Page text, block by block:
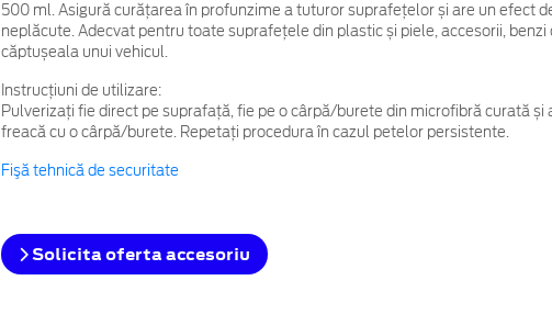
500 ml. Asigură curățarea în profunzime a tuturor suprafețelor și are un efect
neplăcute. Adecvat pentru toate suprafețele din plastic și piele, accesorii,
căptușeala unui vehicul.
Instrucțiuni de utilizare:
Pulverizați fie direct pe suprafață, fie pe o cârpă/burete din microfibră curată
freacă cu o cârpă/burete. Repetați procedura în cazul petelor persistente.
Fişă tehnică de securitate
Solicita oferta accesoriu